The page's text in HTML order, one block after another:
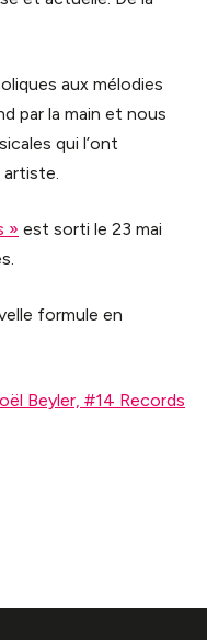
aux mélodies
par la main et nous
qui l’ont
» est sorti le 23 mai
formule en
Beyler, #14 Records